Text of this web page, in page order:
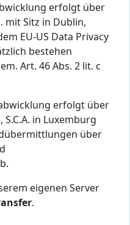
erfolgt über
mit Sitz in Dublin,
EU-US Data Privacy
bestehen
Art. 46 Abs. 2 lit. c
erfolgt über
S.C.A. in Luxemburg
über
eigenen Server
.